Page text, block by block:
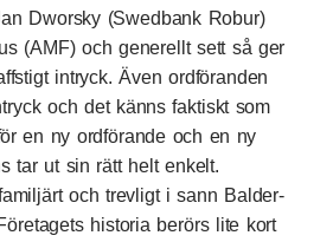
Dworsky (Swedbank Robur)
(AMF) och generellt sett så ger
intryck. Även ordföranden
och det känns faktiskt som
en ny ordförande och en ny
tar ut sin rätt helt enkelt.
och trevligt i sann Balder-
historia berörs lite kort